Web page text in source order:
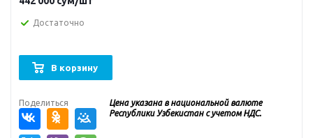
Достаточно
В корзину
Поделиться
Цена указана в национальной валюте
Республики Узбекистан с учетом НДС.